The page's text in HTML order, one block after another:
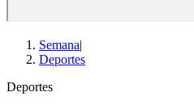
Semana|
Deportes
Deportes